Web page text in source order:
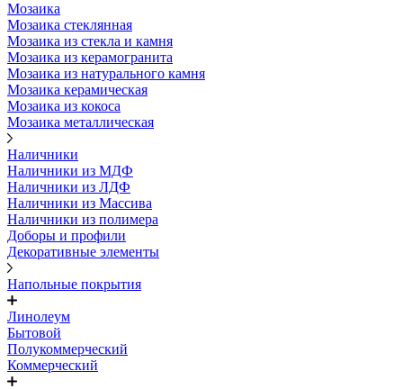
Мозаика
Мозаика стеклянная
Мозаика из стекла и камня
Мозаика из керамогранита
Мозаика из натурального камня
Мозаика керамическая
Мозаика из кокоса
Мозаика металлическая
Наличники
Наличники из МДФ
Наличники из ЛДФ
Наличники из Массива
Наличники из полимера
Доборы и профили
Декоративные элементы
Напольные покрытия
Линолеум
Бытовой
Полукоммерческий
Коммерческий